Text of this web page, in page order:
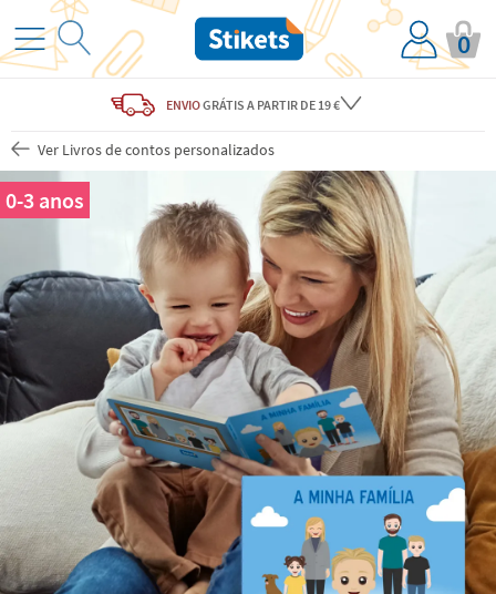
0
ENVIOGRÁTIS A PARTIR DE 19 €
Ver Livros de contos personalizados
0-3 anos